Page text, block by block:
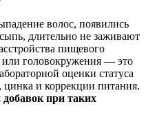
волос, появились
длительно не заживают
пищевого
или головокружения — это
оценки статуса
цинка и коррекции питания.
при таких